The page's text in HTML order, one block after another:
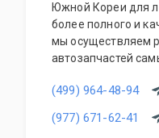
Южной Кореи для
более полного и
мы осуществляем
автозапчастей
всегда
автозапчастей,
обновляется и
(499) 964-48-94
(977) 671-62-41